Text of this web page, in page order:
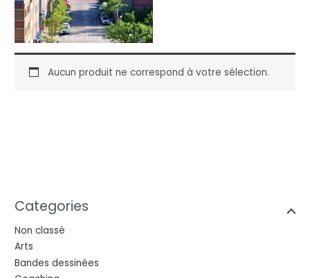
Categories
Non classé
Arts
Bandes dessinées
Aucun produit ne correspond à votre sélection.